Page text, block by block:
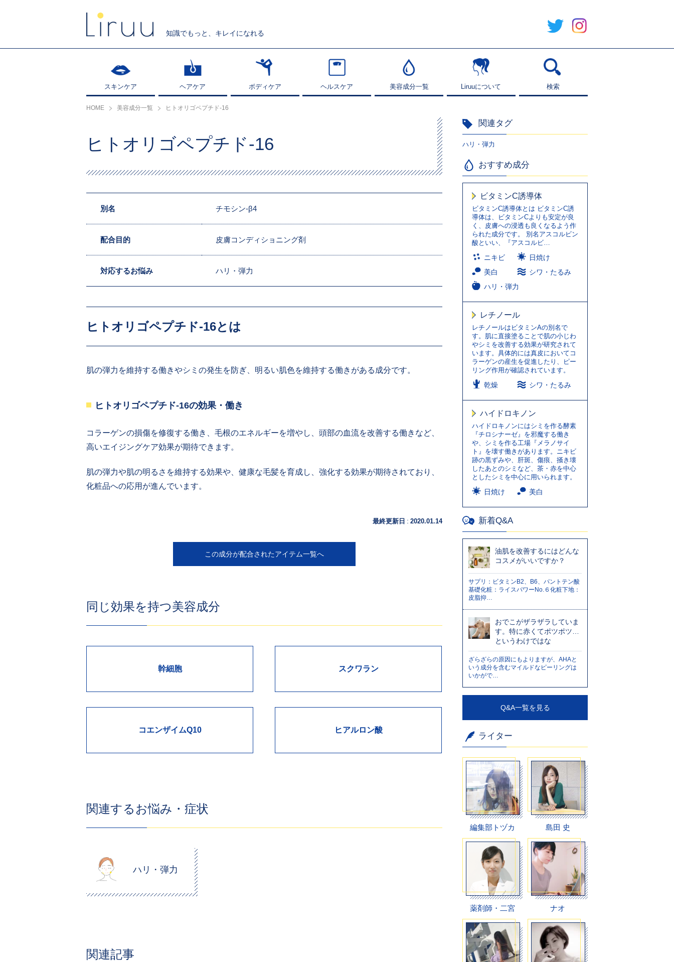
知識でもっと、キレイになれる
スキンケア
スキンケア ヘアケア
ヘアケア ボディケア
ボディケア ヘルスケア
ヘルスケア 美容成分一覧
美容成分一覧 Liruuについて
Liruuについて 検索
検索
HOME 美容成分一覧 ヒトオリゴペプチド-16
ヒトオリゴペプチド-16
別名 チモシン-β4
配合目的 皮膚コンディショニング剤
対応するお悩み ハリ・弾力
ヒトオリゴペプチド-16とは
肌の弾力を維持する働きやシミの発生を防ぎ、明るい肌色を維持する働きがある成分です。
ヒトオリゴペプチド-16の効果・働き
コラーゲンの損傷を修復する働き、毛根のエネルギーを増やし、頭部の血流を改善する働きなど、
高いエイジングケア効果が期待できます。
肌の弾力や肌の明るさを維持する効果や、健康な毛髪を育成し、強化する効果が期待されており、
化粧品への応用が進んでいます。
最終更新日 : 2020.01.14
この成分が配合されたアイテム一覧へ
同じ効果を持つ美容成分
幹細胞 スクワラン
コエンザイムQ10 ヒアルロン酸
関連するお悩み・症状
ハリ・弾力
関連記事
関連タグ
ハリ・弾力
おすすめ成分
ビタミンC誘導体
ビタミンC誘導体とは ビタミンC誘
導体は、ビタミンCよりも安定が良
く、皮膚への浸透も良くなるよう作
られた成分です。 別名アスコルビン
酸といい、『アスコルビ…
ニキビ
日焼け
美白
シワ・たるみ
ハリ・弾力
レチノール
レチノールはビタミンAの別名で
す。肌に直接塗ることで肌の小じわ
やシミを改善する効果が研究されて
います。具体的には真皮においてコ
ラーゲンの産生を促進したり、ピー
リング作用が確認されています。
乾燥 シワ・たるみ
ハイドロキノン
ハイドロキノンにはシミを作る酵素
『チロシナーゼ』を邪魔する働き
や、シミを作る工場『メラノサイ
ト』を壊す働きがあります。ニキビ
跡の黒ずみや、肝斑、傷痕、掻き壊
したあとのシミなど、茶・赤を中心
としたシミを中心に用いられます。
日焼け 美白
新着Q&A
油肌を改善するにはどんな
コスメがいいですか？
サプリ：ビタミンB2、B6、パントテン酸
基礎化粧：ライスパワーNo.６化粧下地：
皮脂抑…
おでこがザラザラしていま
す。特に赤くてポツポツ…
というわけではな
ざらざらの原因にもよりますが、AHAと
いう成分を含むマイルドなピーリングは
いかがで…
Q&A一覧を見る
ライター
編集部トヅカ 島田 史
薬剤師・二宮 ナオ